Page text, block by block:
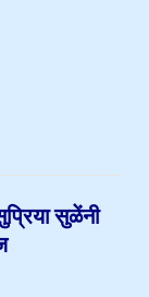
सुळेंनी